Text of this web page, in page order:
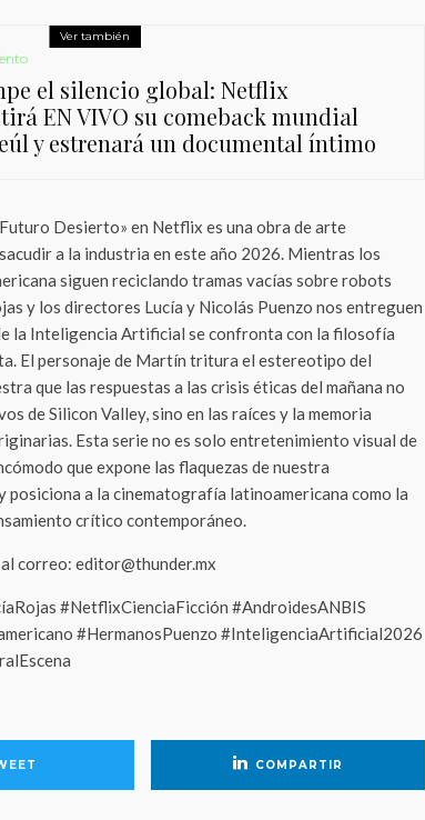
Ver también
el silencio global: Netflix
EN VIVO su comeback mundial
y estrenará un documental íntimo
Desierto» en Netflix es una obra de arte
a la industria en este año 2026. Mientras los
siguen reciclando tramas vacías sobre robots
y los directores Lucía y Nicolás Puenzo nos entreguen
la Inteligencia Artificial se confronta con la filosofía
El personaje de Martín tritura el estereotipo del
que las respuestas a las crisis éticas del mañana no
de Silicon Valley, sino en las raíces y la memoria
Esta serie no es solo entretenimiento visual de
que expone las flaquezas de nuestra
posiciona a la cinematografía latinoamericana como la
crítico contemporáneo.
correo: editor@thunder.mx
#NetflixCienciaFicción #AndroidesANBIS
#HermanosPuenzo #InteligenciaArtificial2026
COMPARTIR